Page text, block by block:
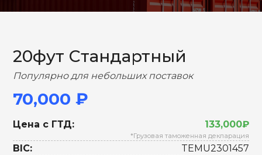
20фут Стандартный
Популярно для небольших поставок
70,000 ₽
Цена с ГТД: 133,000₽
*Грузовая таможенная декларация
BIC:
TEMU2301457